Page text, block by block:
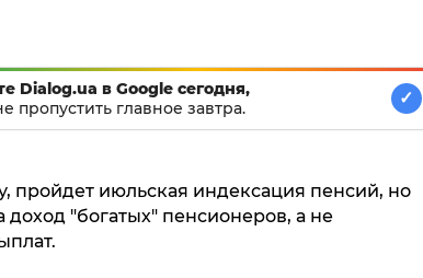
Dialog.ua в Google сегодня,
пропустить главное завтра.
✓
пройдет июльская индексация пенсий, но
доход "богатых" пенсионеров, а не